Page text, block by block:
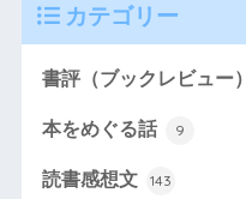
カテゴリー
書評（ブックレビュー
本をめぐる話 9
読書感想文 143